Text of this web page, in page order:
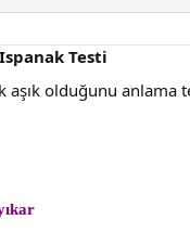
Testi
olduğunu anlama